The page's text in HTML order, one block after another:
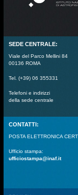
SEDE CENTRALE:
Viale del Parco Mellini 84
00136 ROMA
Tel. (+39) 06 355331
Telefoni e indirizzi
della sede centrale
CONTATTI:
POSTA ELETTRONICA
Ufficio stampa:
ufficiostampa@inaf.it